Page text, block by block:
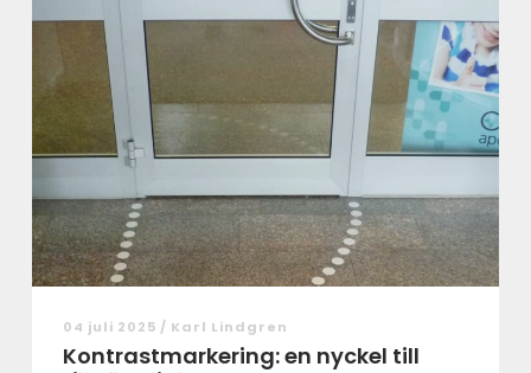
04 juli 2025 / Karl Lindgren
Kontrastmarkering: en nyckel till